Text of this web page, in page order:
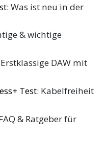
: Was ist neu in der
& wichtige
DAW mit
Test: Kabelfreiheit
& Ratgeber für